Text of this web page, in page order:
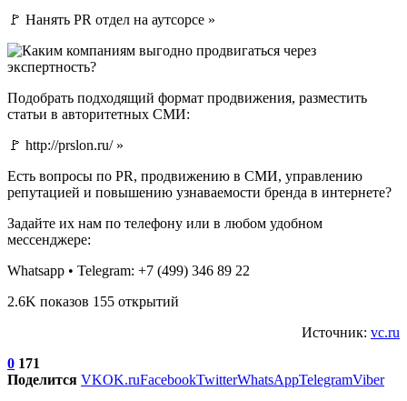
🚩 Нанять PR отдел на аутсорсе »
Подобрать подходящий формат продвижения, разместить
статьи в авторитетных СМИ:
🚩 http://prslon.ru/ »
Есть вопросы по PR, продвижению в СМИ, управлению
репутацией и повышению узнаваемости бренда в интернете?
Задайте их нам по телефону или в любом удобном
мессенджере:
Whatsapp • Telegram: +7 (499) 346 89 22
2.6K показов 155 открытий
Источник: vc.ru
0 171
Поделится VKOK.ruFacebookTwitterWhatsAppTelegramViber